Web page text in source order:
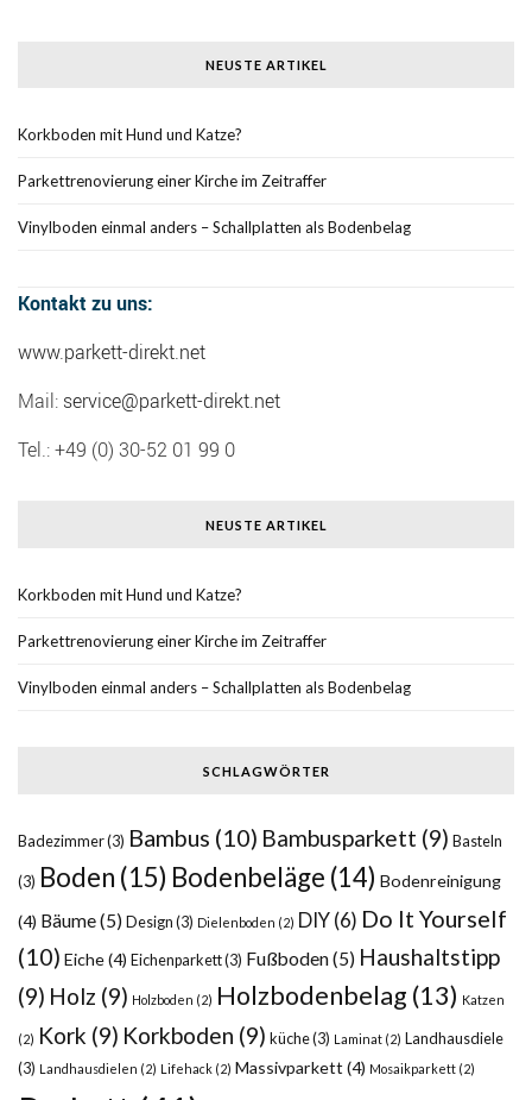
NEUSTE ARTIKEL
Korkboden mit Hund und Katze?
Parkettrenovierung einer Kirche im Zeitraffer
Vinylboden einmal anders – Schallplatten als Bodenbelag
Kontakt zu uns:
www.parkett-direkt.net
Mail: service@parkett-direkt.net
Tel.: +49 (0) 30-52 01 99 0
NEUSTE ARTIKEL
Korkboden mit Hund und Katze?
Parkettrenovierung einer Kirche im Zeitraffer
Vinylboden einmal anders – Schallplatten als Bodenbelag
SCHLAGWÖRTER
Badezimmer(3) Bambus (10) Bambusparkett (9) Basteln
(3) Boden (15) Bodenbeläge (14) Bodenreinigung
(4) Bäume(5) Design (3) Dielenboden (2) DIY(6) Do It Yourself
(10) Eiche(4) Eichenparkett(3) Fußboden(5) Haushaltstipp
(9) Holz (9) Holzboden (2) Holzbodenbelag (13) Katzen
(2) Kork (9) Korkboden (9) küche(3) Laminat (2) Landhausdiele
(3) Landhausdielen (2) Lifehack (2) Massivparkett(4) Mosaikparkett (2)